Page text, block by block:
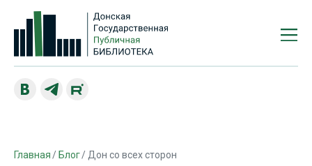
Главная Блог Дон со всех сторон